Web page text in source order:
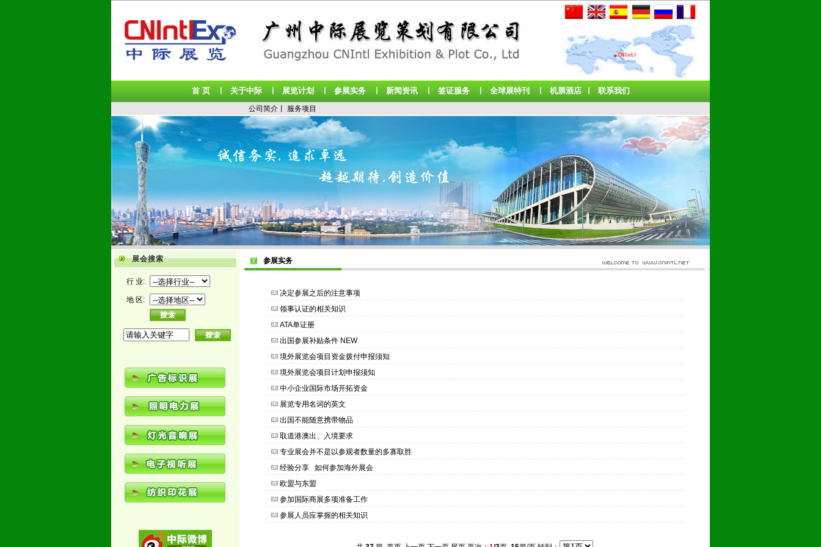
首 页 关于中际丨 展览计划 参展实务丨 新闻资讯丨 签证服务丨 全球展特刊 机票酒店丨 联系我们
公司简介 服务项目
展会搜索
行 业:
地 区:
参展实务
决定参展之后的注意事项
领事认证的相关知识
ATA单证册
出国参展补贴条件 NEW
境外展览会项目资金拨付申报须知
境外展览会项目计划申报须知
中小企业国际市场开拓资金
展览专用名词的英文
出国不能随意携带物品
取道港澳出、入境要求
专业展会并不是以参观者数量的多寡取胜
经验分享 如何参加海外展会
欧盟与东盟
参加国际商展多项准备工作
参展人员应掌握的相关知识